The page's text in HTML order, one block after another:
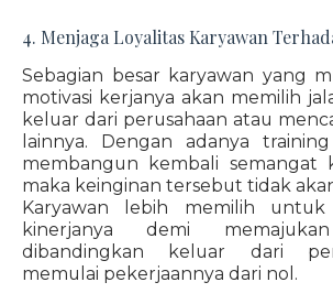
4. Menjaga Loyalitas Karyawan
Sebagian besar karyawan yang
motivasi kerjanya akan memilih
keluar dari perusahaan atau
lainnya. Dengan adanya
membangun kembali semangat
maka keinginan tersebut tidak
Karyawan lebih memilih untuk
kinerjanya demi
dibandingkan keluar dari
memulai pekerjaannya dari nol.